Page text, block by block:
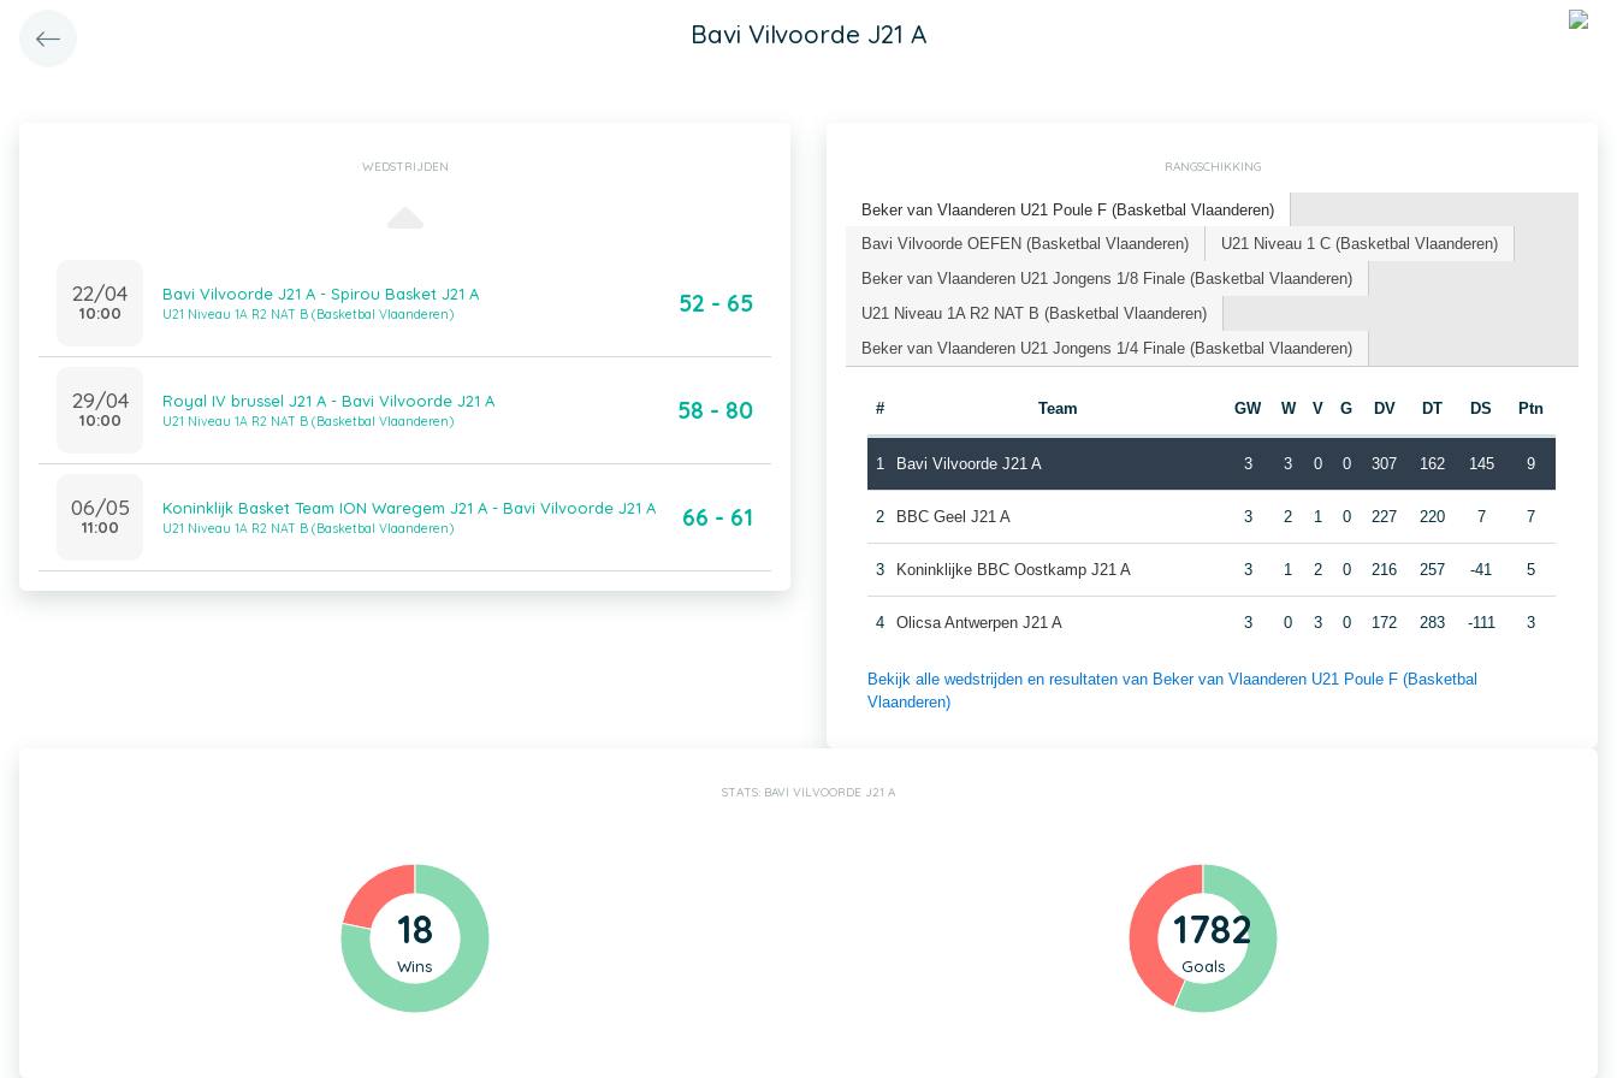
Bavi Vilvoorde J21 A
WEDSTRIJDEN
22/04
10:00
Bavi Vilvoorde J21 A - Spirou Basket J21 A
U21 Niveau 1A R2 NAT B (Basketbal Vlaanderen) 52 - 65
29/04
10:00
Royal IV brussel J21 A - Bavi Vilvoorde J21 A
U21 Niveau 1A R2 NAT B (Basketbal Vlaanderen) 58 - 80
06/05
11:00
Koninklijk Basket Team ION Waregem J21 A - Bavi Vilvoorde J21 A
U21 Niveau 1A R2 NAT B (Basketbal Vlaanderen) 66 - 61
RANGSCHIKKING
Beker van Vlaanderen U21 Poule F (Basketbal Vlaanderen)
Bavi Vilvoorde OEFEN (Basketbal Vlaanderen)
U21 Niveau 1 C (Basketbal Vlaanderen)
Beker van Vlaanderen U21 Jongens 1/8 Finale (Basketbal Vlaanderen)
U21 Niveau 1A R2 NAT B (Basketbal Vlaanderen)
Beker van Vlaanderen U21 Jongens 1/4 Finale (Basketbal Vlaanderen)
# Team GW W V G DV DT DS Ptn
1 Bavi Vilvoorde J21 A 3 3 0 0 307 162 145 9
2 BBC Geel J21 A 3 2 1 0 227 220 7 7
3 Koninklijke BBC Oostkamp J21 A 3 1 2 0 216 257 -41 5
4 Olicsa Antwerpen J21 A 3 0 3 0 172 283 -111 3
Bekijk alle wedstrijden en resultaten van Beker van Vlaanderen U21 Poule F (Basketbal
Vlaanderen)
STATS: BAVI VILVOORDE J21 A
18
Wins
1782
Goals